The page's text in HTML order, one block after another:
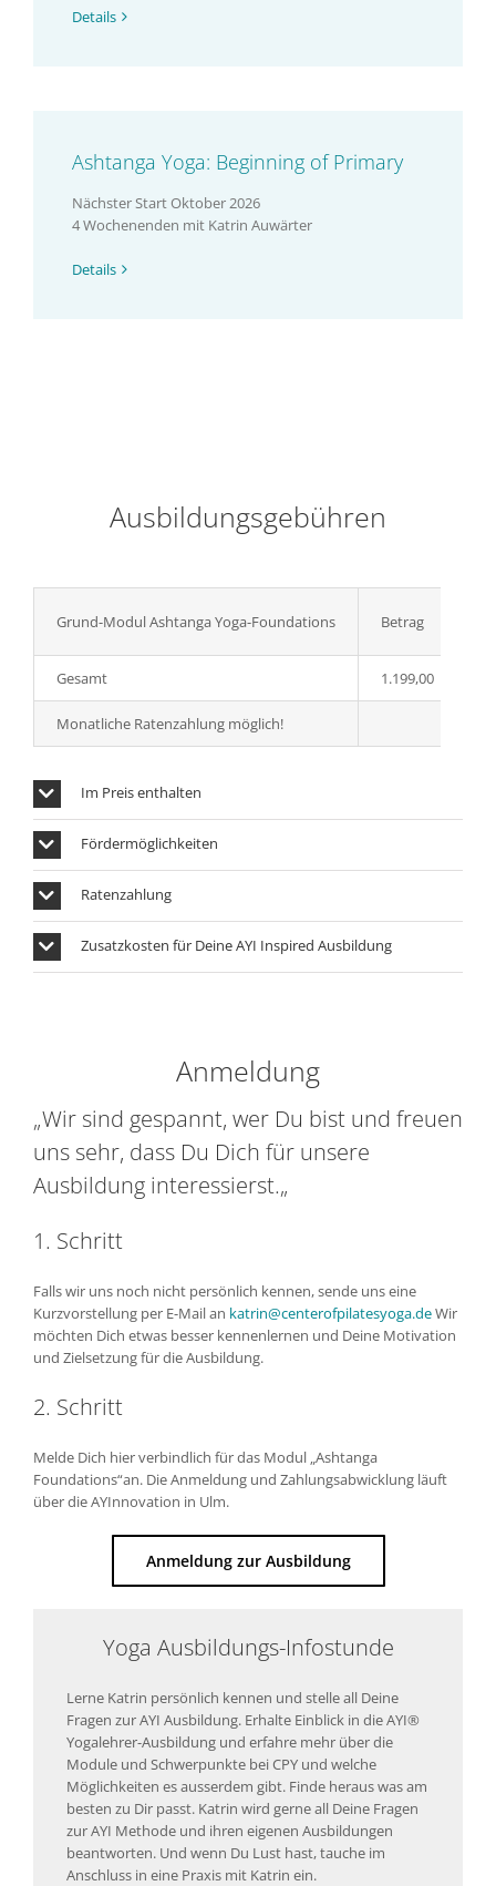
Details
Ashtanga Yoga: Beginning of Primary
Nächster Start Oktober 2026
4 Wochenenden mit Katrin Auwärter
Details
Ausbildungsgebühren
Grund-Modul Ashtanga Yoga-Foundations Betrag
Gesamt 1.199,00
Monatliche Ratenzahlung möglich!
Im Preis enthalten
Fördermöglichkeiten
Ratenzahlung
Zusatzkosten für Deine AYI Inspired Ausbildung
Anmeldung
„Wir sind gespannt, wer Du bist und freuen
uns sehr, dass Du Dich für unsere
Ausbildung interessierst.„
1. Schritt
Falls wir uns noch nicht persönlich kennen, sende uns eine
Kurzvorstellung per E-Mail an katrin@centerofpilatesyoga.deWir
möchten Dich etwas besser kennenlernen und Deine Motivation
und Zielsetzung für die Ausbildung.
2. Schritt
Melde Dich hier verbindlich für das Modul „Ashtanga
Foundations“an. Die Anmeldung und Zahlungsabwicklung läuft
über die AYInnovation in Ulm.
Anmeldung zur Ausbildung
Yoga Ausbildungs-Infostunde
Lerne Katrin persönlich kennen und stelle all Deine
Fragen zur AYI Ausbildung. Erhalte Einblick in die AYI®
Yogalehrer-Ausbildung und erfahre mehr über die
Module und Schwerpunkte bei CPY und welche
Möglichkeiten es ausserdem gibt. Finde heraus was am
besten zu Dir passt. Katrin wird gerne all Deine Fragen
zur AYI Methode und ihren eigenen Ausbildungen
beantworten. Und wenn Du Lust hast, tauche im
Anschluss in eine Praxis mit Katrin ein.